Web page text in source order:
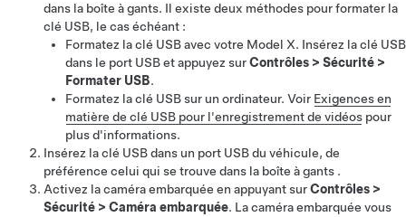
dans la boîte à gants. Il existe deux méthodes pour formater la
clé USB, le cas échéant :
Formatez la clé USB avec votre Model X. Insérez la clé USB
dans le port USB et appuyez surContrôles > Sécurité >
Formater USB.
Formatez la clé USB sur un ordinateur. Voir Exigences en
matière de clé USB pour l'enregistrement de vidéos pour
plus d'informations.
Insérez la clé USB dans un port USB du véhicule, de
préférence celui qui se trouve dans la boîte à gants .
Activez la caméra embarquée en appuyant surContrôles >
Sécurité > Caméra embarquée. La caméra embarquée vous